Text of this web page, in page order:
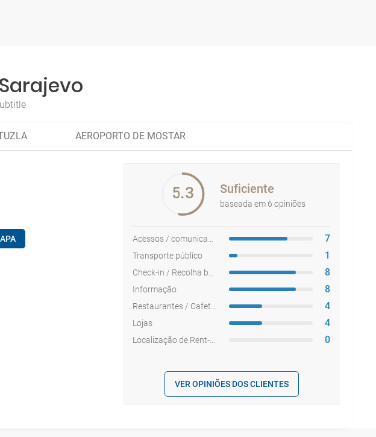
AEROPORTO DE MOSTAR
5.3 Suficiente
baseada em 6 opiniões
7
Transporte público 1
8
Informação 8
4
Lojas 4
0
VER OPINIÕES DOS CLIENTES